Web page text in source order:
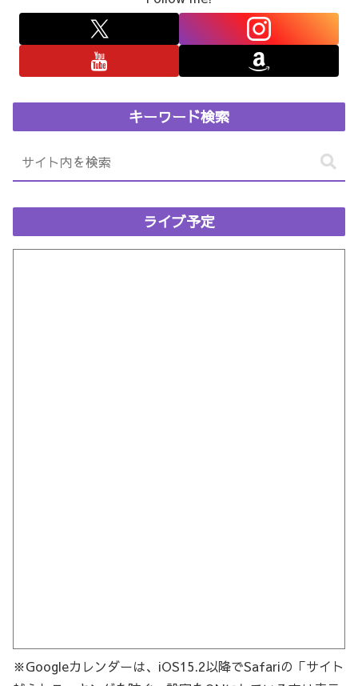
キーワード検索
ライブ予定
※Googleカレンダーは、iOS15.2以降でSafariの「サイト